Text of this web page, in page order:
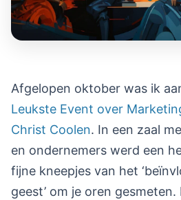
Afgelopen oktober was ik
Leukste Event over
Christ Coolen. In een zaal
en ondernemers werd een
fijne kneepjes van het
geest’ om je oren